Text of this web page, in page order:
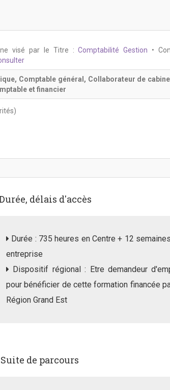
visé par le Titre :Comptabilité Gestion •
Comptable général, Collaborateur de
et financier
délais d'accès
Durée : 735 heures en Centre + 12
entreprise
Dispositif régional : Etre demandeur
pour bénéficier de cette formation financée
Région Grand Est
de parcours